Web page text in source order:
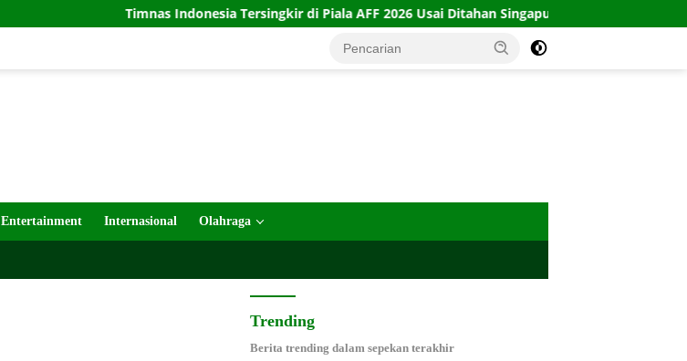
Timnas Indonesia Tersingkir di Piala AFF 2026 Usai Ditahan Singapura 1-1 10 Kartu Legacy 100
Entertainment Internasional Olahraga
Trending
Berita trending dalam sepekan terakhir